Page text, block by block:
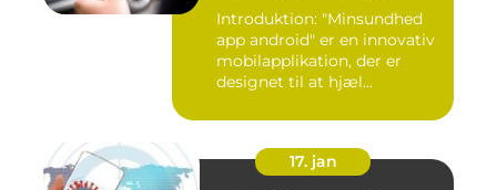
Introduktion: "Minsundhed
app android" er en innovativ
mobilapplikation, der er
designet til at hjæl...
17. jan